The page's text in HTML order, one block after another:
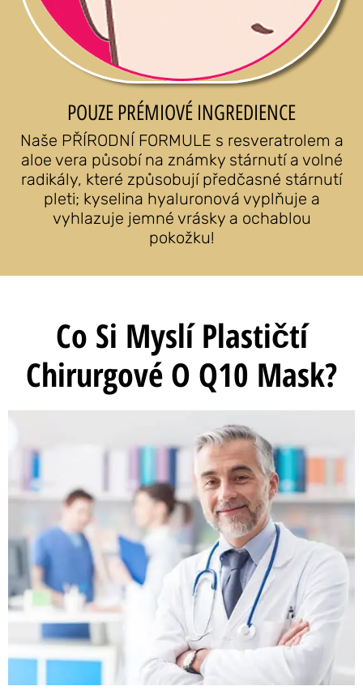
POUZE PRÉMIOVÉ INGREDIENCE
Naše PŘÍRODNÍ FORMULE s resveratrolem a
aloe vera působí na známky stárnutí a volné
radikály, které způsobují předčasné stárnutí
pleti; kyselina hyaluronová vyplňuje a
vyhlazuje jemné vrásky a ochablou
pokožku!
Co Si Myslí Plastičtí
Chirurgové O Q10 Mask?